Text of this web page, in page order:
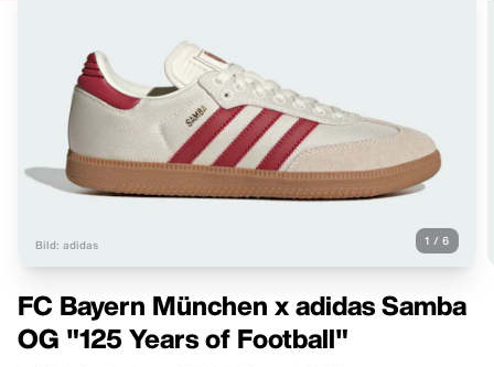
Bild: adidas 1 / 6
FC Bayern München x adidas Samba
OG "125 Years of Football"